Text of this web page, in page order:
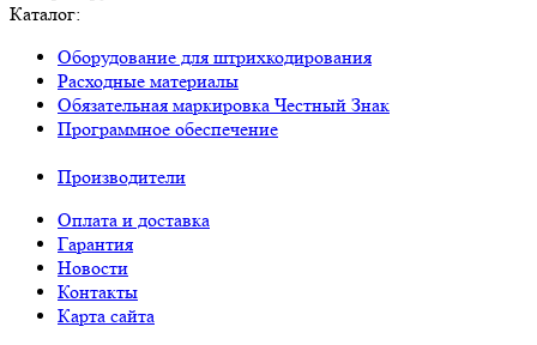
Каталог:
Оборудование для штрихкодирования
Расходные материалы
Обязательная маркировка Честный Знак
Программное обеспечение
Производители
Оплата и доставка
Гарантия
Новости
Контакты
Карта сайта